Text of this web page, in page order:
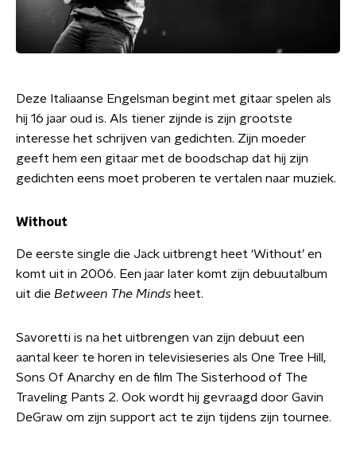
Deze Italiaanse Engelsman begint met gitaar spelen als
hij 16 jaar oud is. Als tiener zijnde is zijn grootste
interesse het schrijven van gedichten. Zijn moeder
geeft hem een gitaar met de boodschap dat hij zijn
gedichten eens moet proberen te vertalen naar muziek.
Without
De eerste single die Jack uitbrengt heet ‘Without’ en
komt uit in 2006. Een jaar later komt zijn debuutalbum
uit die Between The Minds heet.
Savoretti is na het uitbrengen van zijn debuut een
aantal keer te horen in televisieseries als One Tree Hill,
Sons Of Anarchy en de film The Sisterhood of The
Traveling Pants 2. Ook wordt hij gevraagd door Gavin
DeGraw om zijn support act te zijn tijdens zijn tournee.